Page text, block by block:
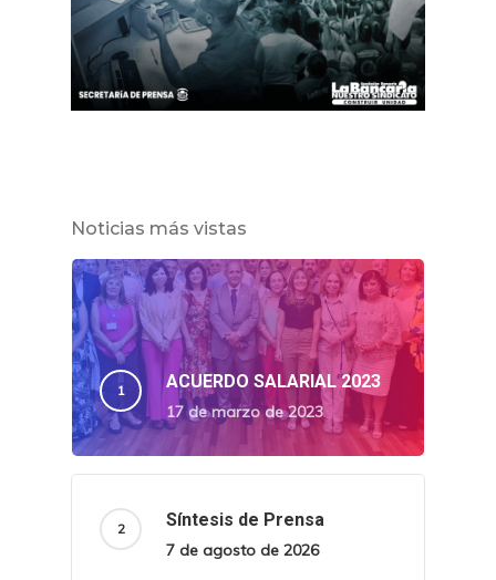
Noticias más vistas
ACUERDO SALARIAL 2023
17 de marzo de 2023
Síntesis de Prensa
7 de agosto de 2026